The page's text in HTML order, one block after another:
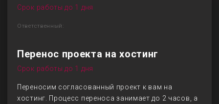
Срок работы до 1 дня
Ответственный:
Перенос проекта на хостинг
Срок работы до 1 дня
Переносим согласованный проект к вам на
хостинг. Процесс переноса занимает до 2 часов, а